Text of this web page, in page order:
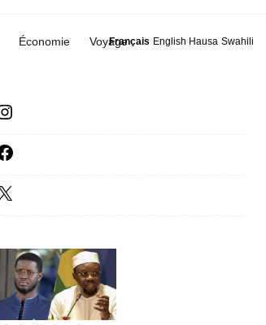
Économie VoyageFrançais English Hausa Swahili